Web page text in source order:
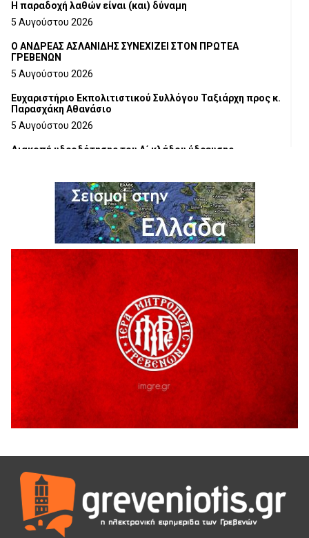
H παραδοχή λαθών είναι (και) δύναμη
5 Αυγούστου 2026
Ο ΑΝΔΡΕΑΣ ΑΣΛΑΝΙΔΗΣ ΣΥΝΕΧΙΖΕΙ ΣΤΟΝ ΠΡΩΤΕΑ
ΓΡΕΒΕΝΩΝ
5 Αυγούστου 2026
Ευχαριστήριο Εκπολιτιστικού Συλλόγου Ταξιάρχη προς κ.
Παρασχάκη Αθανάσιο
5 Αυγούστου 2026
Διακοπή υδροδότησης του Α΄ κλάδου ύδρευσης
Η Marseaux στα Γρεβενά για μια μοναδική συναυλία
5 Αυγούστου 2026
Θερινό Σινεμά στο πλαίσιο του «Πολιτιστικού
Καλοκαιριού 2026» με την βραβευμένη ταινία «Μικρές
Ανάσες».
5 Αυγούστου 2026
Γρεβενά: Συνελήφθη 18χρονος αλλοδαπός, για κλοπή
εξοπλισμού γυμναστηρίου
ΑΗ ΛΑΟΣ | 5 Αυγούστου | Υπαίθριο Θέατρο “Καστράκι”,
41η Γιορτή Κρασιού στο Τρίκωμο – «Γιορτή Παράδοσης»
5 Αυγούστου 2026
ΕΥΧΑΡΙΣΤΙΕΣ Φυσιολατρικού Συλλόγου Γρεβενών
4 Αυγούστου 2026
Έκτακτη χρηματοδότηση 400.000€ για επιπλέον εργασίες